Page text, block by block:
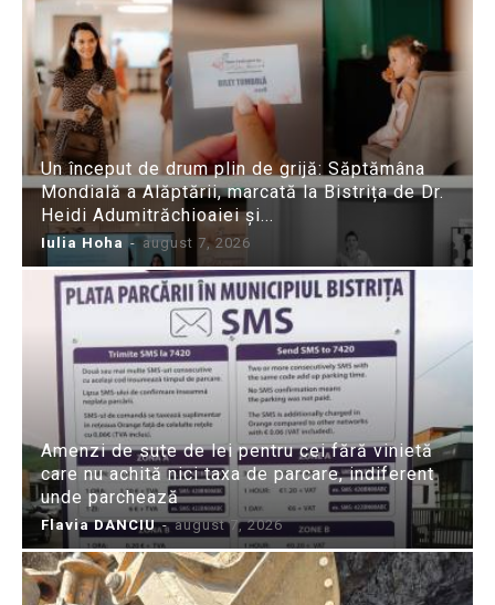
Un început de drum plin de grijă: Săptămâna
Mondială a Alăptării, marcată la Bistrița de Dr.
Heidi Adumitrăchioaiei și...
Iulia Hoha - august 7, 2026
Amenzi de sute de lei pentru cei fără vinietă
care nu achită nici taxa de parcare, indiferent
unde parchează
Flavia DANCIU - august 7, 2026